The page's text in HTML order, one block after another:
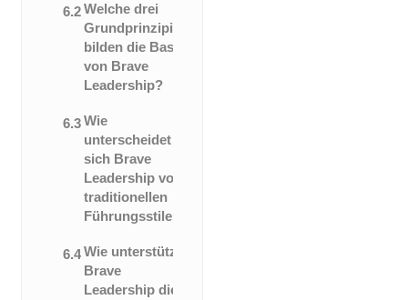
6.2Welche drei
Grundprinzipien
bilden die Basis
von Brave
Leadership?
6.3Wie
unterscheidet
sich Brave
Leadership von
traditionellen
Führungsstilen?
6.4Wie unterstützt
Brave
Leadership die